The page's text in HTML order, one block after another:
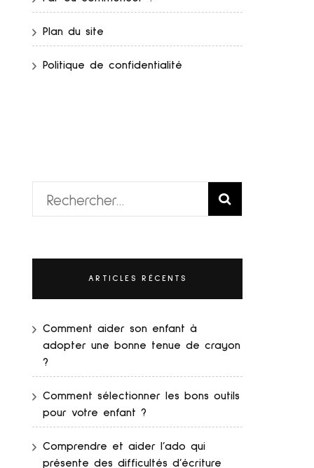
Plan du site
Politique de confidentialité
Rechercher :
ARTICLES RÉCENTS
Comment aider son enfant à
adopter une bonne tenue de crayon
?
Comment sélectionner les bons outils
pour votre enfant ?
Comprendre et aider l’ado qui
présente des difficultés d’écriture